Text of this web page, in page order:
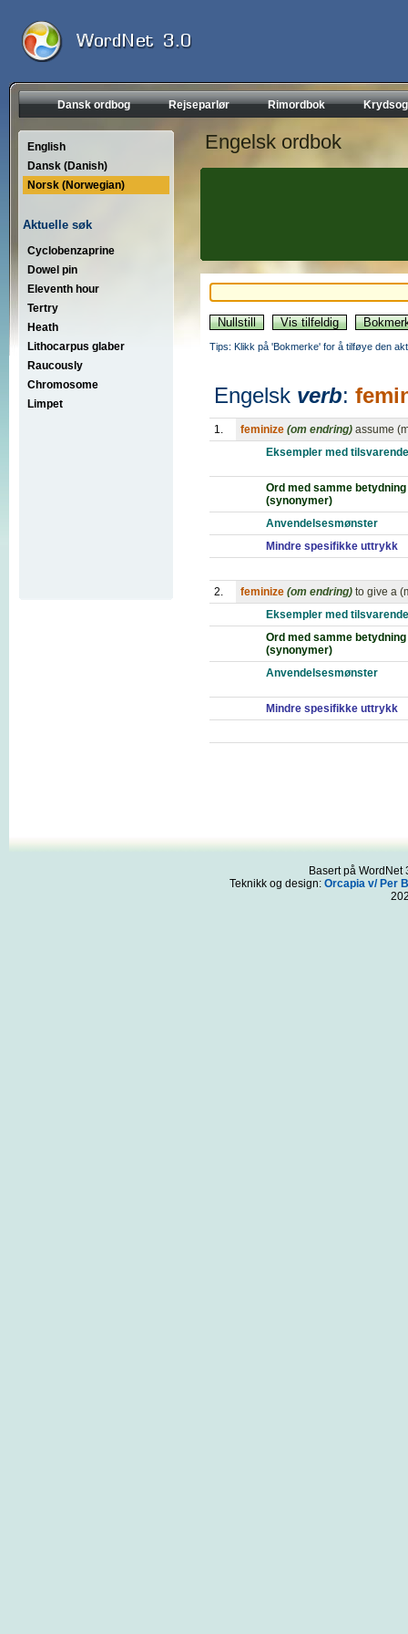
Dansk ordbog Rejseparlør Rimordbok
English
Dansk (Danish)
Norsk (Norwegian)
Aktuelle søk
Cyclobenzaprine
Dowel pin
Eleventh hour
Tertry
Heath
Lithocarpus glaber
Raucously
Chromosome
Limpet
Engelsk ordbok
Tips: Klikk på 'Bokmerke' for å tilføye den
Engelsk verb:
1. feminize (om endring) assume
Eksempler med
Ord med samme betydning
(synonymer)
Anvendelsesmønster
Mindre spesifikke uttrykk
2. feminize (om endring) to give a
Eksempler med
Ord med samme betydning
(synonymer)
Anvendelsesmønster
Mindre spesifikke uttrykk
Basert på
Teknikk og design: Orcapia v/ Per